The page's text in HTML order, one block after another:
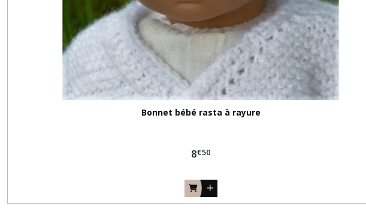
Bonnet bébé rasta à rayure
8€50